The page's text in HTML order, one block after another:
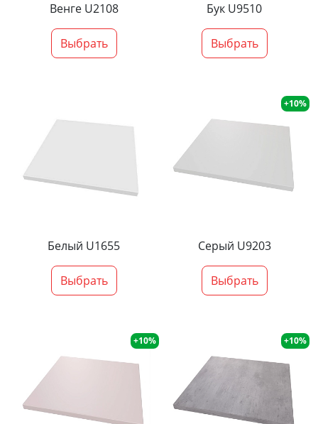
Венге U2108
Выбрать
Бук U9510
Выбрать
Белый U1655
Выбрать
+10%
Серый U9203
Выбрать
+10% +10%